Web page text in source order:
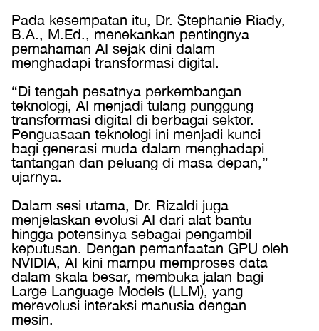
Pada kesempatan itu, Dr. Stephanie Riady,
B.A., M.Ed., menekankan pentingnya
pemahaman AI sejak dini dalam
menghadapi transformasi digital.
“Di tengah pesatnya perkembangan
teknologi, AI menjadi tulang punggung
transformasi digital di berbagai sektor.
Penguasaan teknologi ini menjadi kunci
bagi generasi muda dalam menghadapi
tantangan dan peluang di masa depan,”
ujarnya.
Dalam sesi utama, Dr. Rizaldi juga
menjelaskan evolusi AI dari alat bantu
hingga potensinya sebagai pengambil
keputusan. Dengan pemanfaatan GPU oleh
NVIDIA, AI kini mampu memproses data
dalam skala besar, membuka jalan bagi
Large Language Models (LLM), yang
merevolusi interaksi manusia dengan
mesin.